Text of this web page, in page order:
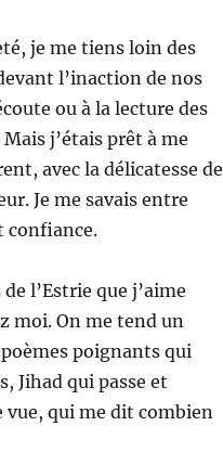
je me tiens loin des
l’inaction de nos
ou à la lecture des
j’étais prêt à me
avec la délicatesse de
Je me savais entre
confiance.
l’Estrie que j’aime
moi. On me tend un
poignants qui
Jihad qui passe et
vue, qui me dit combien